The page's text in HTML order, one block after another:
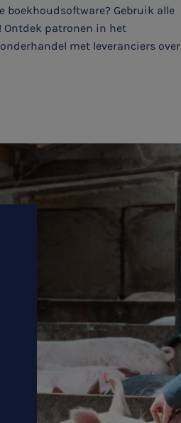
boekhoudsoftware? Gebruik alle
Ontdek patronen in het
met leveranciers over